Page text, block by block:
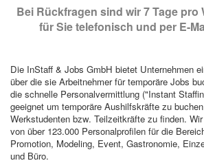
Bei Rückfragen sind wir 7 Tage pro
für Sie telefonisch und per E-
Die InStaff & Jobs GmbH bietet Unternehmen
über die sie Arbeitnehmer für temporäre Jobs
die schnelle Personalvermittlung ("Instant
geeignet um temporäre Aushilfskräfte zu
Werkstudenten bzw. Teilzeitkräfte zu finden.
von über 123.000 Personalprofilen für die
Promotion, Modeling, Event, Gastronomie,
und Büro.